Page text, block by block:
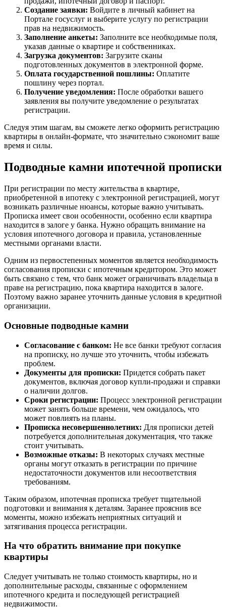
Создание заявки: Войдите в личный кабинет на
Портале госуслуг и выберите услугу по регистрации
прав на недвижимость.
Заполнение анкеты: Заполните все необходимые поля,
указав данные о квартире и собственниках.
Загрузка документов: Загрузите сканы
подготовленных документов в электронной форме.
Оплата государственной пошлины: Оплатите
пошлину через портал.
Получение уведомления: После обработки вашего
заявления вы получите уведомление о результатах
регистрации.
Следуя этим шагам, вы сможете легко оформить регистрацию
квартиры в онлайн-формате, что значительно сэкономит ваше
время и силы.
Подводные камни ипотечной прописки
При регистрации по месту жительства в квартире,
приобретенной в ипотеку с электронной регистрацией, могут
возникать различные нюансы, которые важно учитывать.
Прописка имеет свои особенности, особенно если квартира
находится в залоге у банка. Нужно обращать внимание на
условия ипотечного договора и правила, установленные
местными органами власти.
Одним из первостепенных моментов является необходимость
согласования прописки с ипотечным кредитором. Это может
быть связано с тем, что банк может ограничивать владельца в
праве на регистрацию, пока квартира находится в залоге.
Поэтому важно заранее уточнить данные условия в кредитной
организации.
Основные подводные камни
Согласование с банком: Не все банки требуют согласия
на прописку, но лучше это уточнить, чтобы избежать
проблем.
Документы для прописки: Придется собрать пакет
документов, включая договор купли-продажи и справки
о наличии долгов.
Сроки регистрации: Процесс электронной регистрации
может занять больше времени, чем ожидалось, что
может повлиять на планы.
Прописка несовершеннолетних: Для прописки детей
потребуется дополнительная документация, что также
стоит учитывать.
Возможные отказы: В некоторых случаях местные
органы могут отказать в регистрации по причине
недостаточности документов или несоответствия
требованиям.
Таким образом, ипотечная прописка требует тщательной
подготовки и внимания к деталям. Заранее прояснив все
моменты, можно избежать неприятных ситуаций и
затягивания процесса регистрации.
На что обратить внимание при покупке
квартиры
Следует учитывать не только стоимость квартиры, но и
дополнительные расходы, связанные с оформлением
ипотечного кредита и последующей регистрацией
недвижимости.